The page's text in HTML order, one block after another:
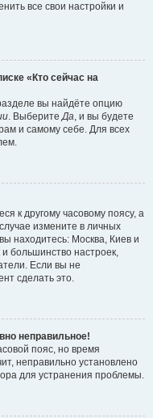
все свои настройки и
«Кто сейчас на
вы найдёте опцию
. ВыберитеДа, и вы будете
и самому себе. Для всех
к другому часовому поясу, а
измените в личных
находитесь: Москва, Киев и
и большинство настроек,
Если вы не
сделать это.
неправильное!
пояс, но время
неправильно установлено
для устранения проблемы.